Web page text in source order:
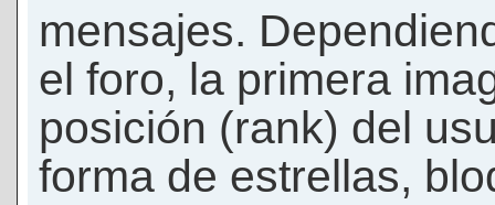
mensajes.
el foro, la primera
posición (rank) del
forma de estrellas,